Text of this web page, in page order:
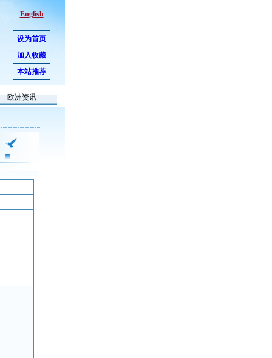
English
设为首页
加入收藏
本站推荐
欧洲资讯